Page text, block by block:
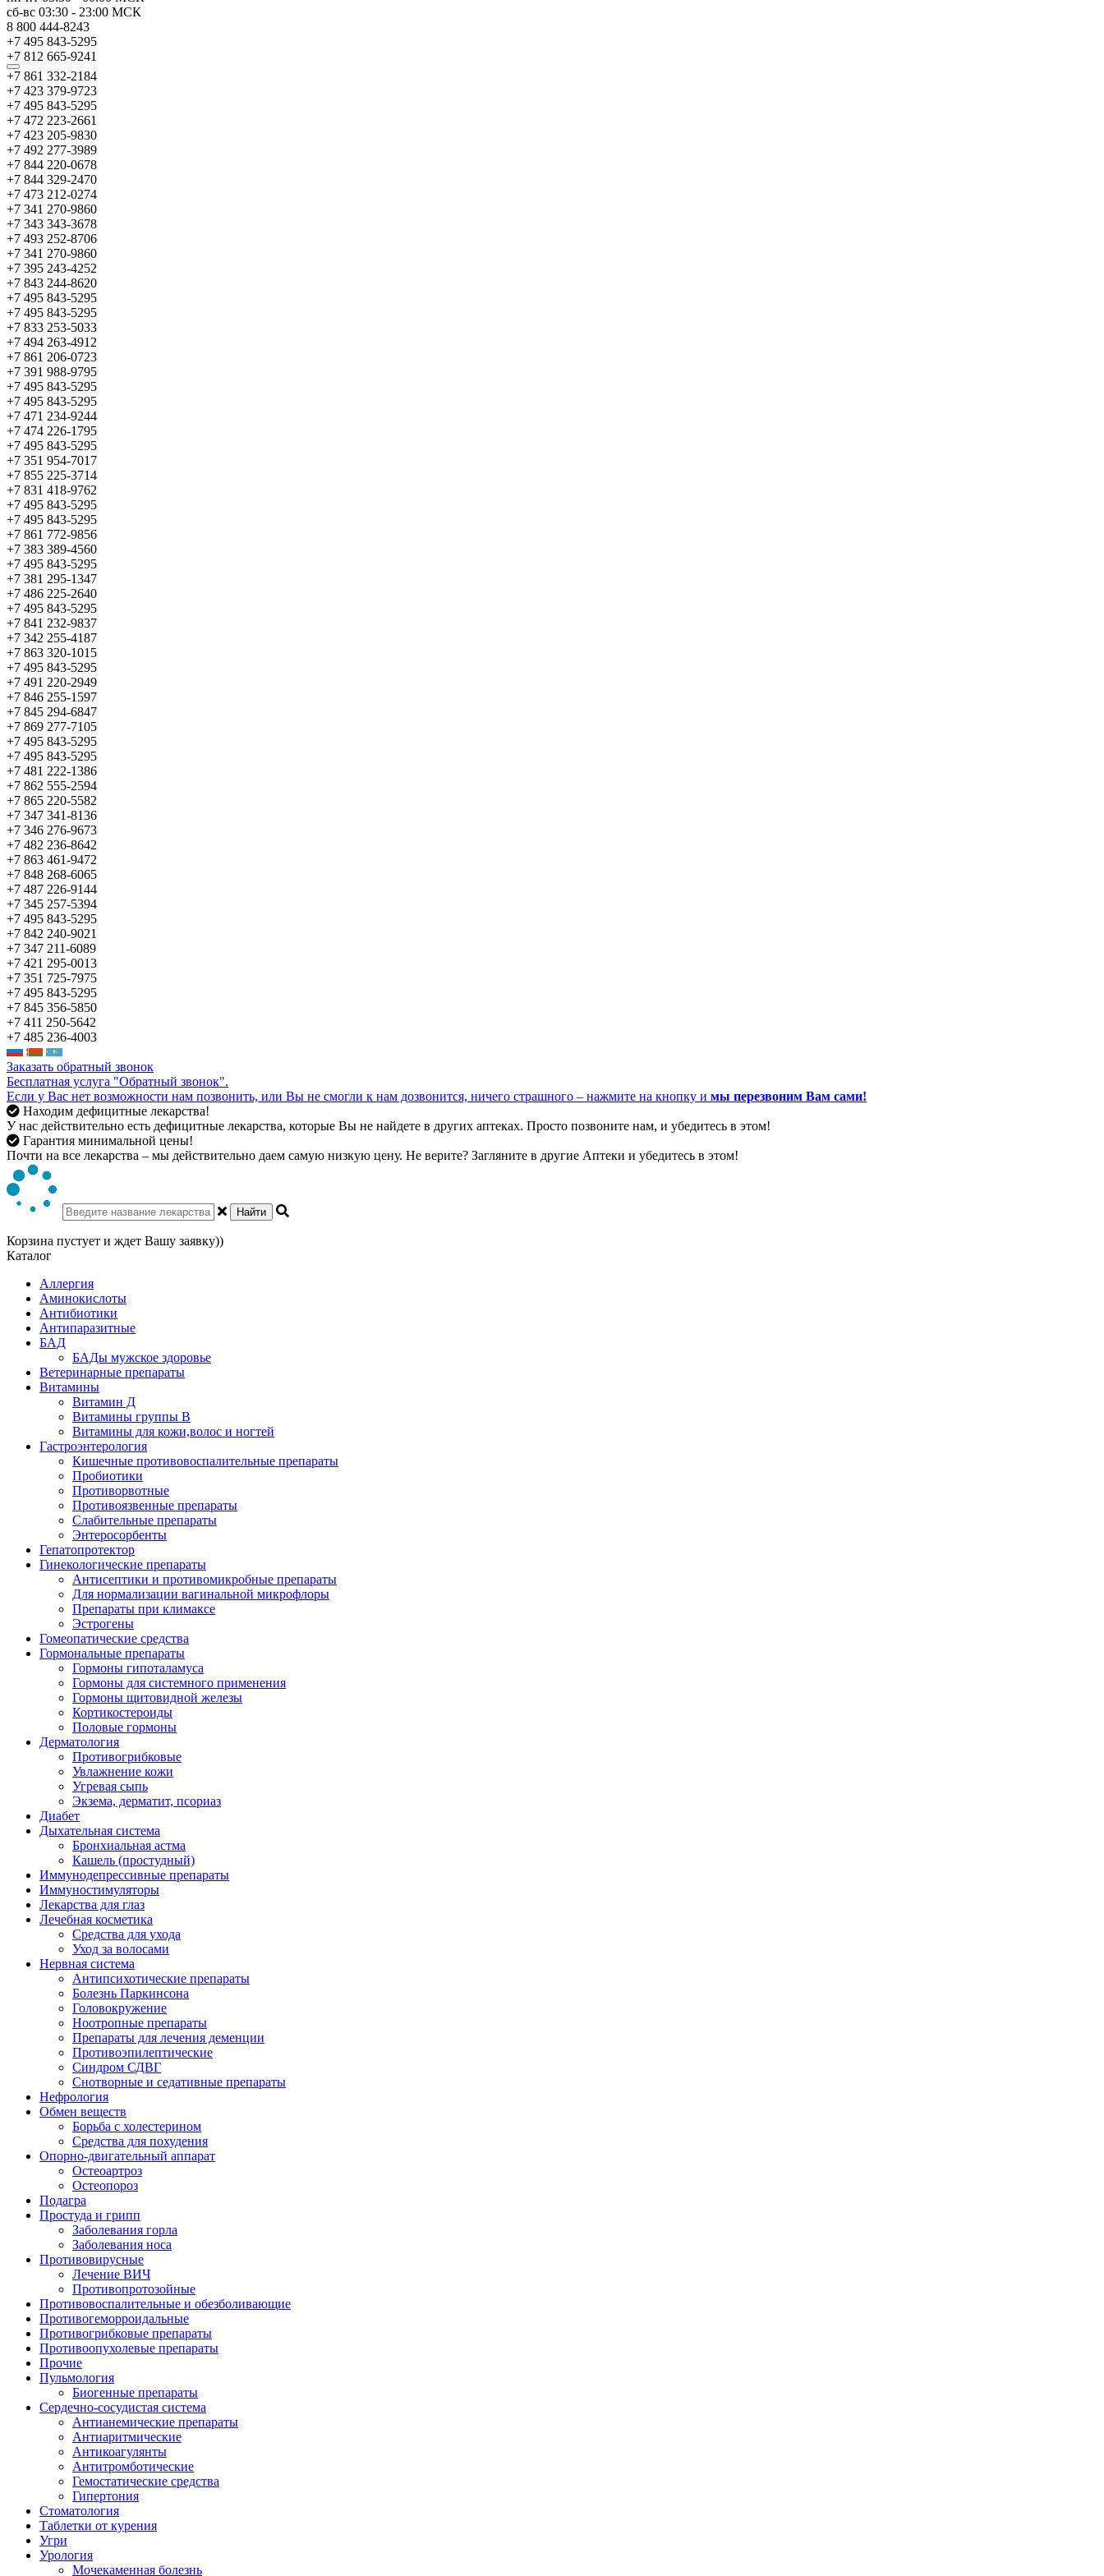
сб-вс 03:30 - 23:00 МСК
8 800 444-8243
+7 495 843-5295
+7 812 665-9241
+7 861 332-2184
+7 423 379-9723
+7 495 843-5295
+7 472 223-2661
+7 423 205-9830
+7 492 277-3989
+7 844 220-0678
+7 844 329-2470
+7 473 212-0274
+7 341 270-9860
+7 343 343-3678
+7 493 252-8706
+7 341 270-9860
+7 395 243-4252
+7 843 244-8620
+7 495 843-5295
+7 495 843-5295
+7 833 253-5033
+7 494 263-4912
+7 861 206-0723
+7 391 988-9795
+7 495 843-5295
+7 495 843-5295
+7 471 234-9244
+7 474 226-1795
+7 495 843-5295
+7 351 954-7017
+7 855 225-3714
+7 831 418-9762
+7 495 843-5295
+7 495 843-5295
+7 861 772-9856
+7 383 389-4560
+7 495 843-5295
+7 381 295-1347
+7 486 225-2640
+7 495 843-5295
+7 841 232-9837
+7 342 255-4187
+7 863 320-1015
+7 495 843-5295
+7 491 220-2949
+7 846 255-1597
+7 845 294-6847
+7 869 277-7105
+7 495 843-5295
+7 495 843-5295
+7 481 222-1386
+7 862 555-2594
+7 865 220-5582
+7 347 341-8136
+7 346 276-9673
+7 482 236-8642
+7 863 461-9472
+7 848 268-6065
+7 487 226-9144
+7 345 257-5394
+7 495 843-5295
+7 842 240-9021
+7 347 211-6089
+7 421 295-0013
+7 351 725-7975
+7 495 843-5295
+7 845 356-5850
+7 411 250-5642
+7 485 236-4003
Заказать обратный звонок
Бесплатная услуга "Обратный звонок".
Если у Вас нет возможности нам позвонить, или Вы не смогли к нам дозвонится, ничего страшного – нажмите на кнопку и мы перезвоним Вам сами!
Находим дефицитные лекарства!
У нас действительно есть дефицитные лекарства, которые Вы не найдете в других аптеках. Просто позвоните нам, и убедитесь в этом!
Гарантия минимальной цены!
Почти на все лекарства – мы действительно даем самую низкую цену. Не верите? Загляните в другие Аптеки и убедитесь в этом!
Найти
Корзина пустует и ждет Вашу заявку))
Каталог
Аллергия
Аминокислоты
Антибиотики
Антипаразитные
БАД
БАДы мужское здоровье
Ветеринарные препараты
Витамины
Витамин Д
Витамины группы В
Витамины для кожи,волос и ногтей
Гастроэнтерология
Кишечные противовоспалительные препараты
Пробиотики
Противорвотные
Противоязвенные препараты
Слабительные препараты
Энтеросорбенты
Гепатопротектор
Гинекологические препараты
Антисептики и противомикробные препараты
Для нормализации вагинальной микрофлоры
Препараты при климаксе
Эстрогены
Гомеопатические средства
Гормональные препараты
Гормоны гипоталамуса
Гормоны для системного применения
Гормоны щитовидной железы
Кортикостероиды
Половые гормоны
Дерматология
Противогрибковые
Увлажнение кожи
Угревая сыпь
Экзема, дерматит, псориаз
Диабет
Дыхательная система
Бронхиальная астма
Кашель (простудный)
Иммунодепрессивные препараты
Иммуностимуляторы
Лекарства для глаз
Лечебная косметика
Средства для ухода
Уход за волосами
Нервная система
Антипсихотические препараты
Болезнь Паркинсона
Головокружение
Ноотропные препараты
Препараты для лечения деменции
Противоэпилептические
Синдром СДВГ
Снотворные и седативные препараты
Нефрология
Обмен веществ
Борьба с холестерином
Средства для похудения
Опорно-двигательный аппарат
Остеоартроз
Остеопороз
Подагра
Простуда и грипп
Заболевания горла
Заболевания носа
Противовирусные
Лечение ВИЧ
Противопротозойные
Противовоспалительные и обезболивающие
Противогеморроидальные
Противогрибковые препараты
Противоопухолевые препараты
Прочие
Пульмология
Биогенные препараты
Сердечно-сосудистая система
Антианемические препараты
Антиаритмические
Антикоагулянты
Антитромботические
Гемостатические средства
Гипертония
Стоматология
Таблетки от курения
Угри
Урология
Мочекаменная болезнь